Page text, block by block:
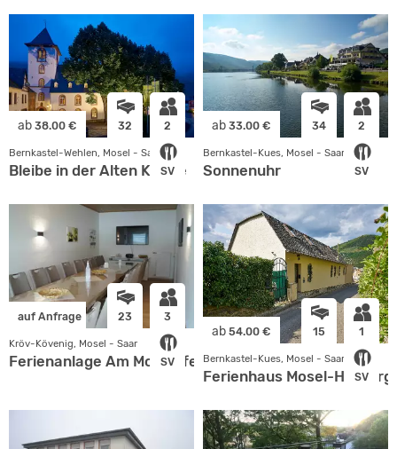
ab 38.00 € 32 2
SV
Bernkastel-Wehlen, Mosel - Saar
Bleibe in der Alten Kirche
ab 33.00 € 34 2
SV
Bernkastel-Kues, Mosel - Saar
Sonnenuhr
auf Anfrage 23 3
SV
Kröv-Kövenig, Mosel - Saar
Ferienanlage Am Moselufer
ab 54.00 € 15 1
SV
Bernkastel-Kues, Mosel - Saar
Ferienhaus Mosel-